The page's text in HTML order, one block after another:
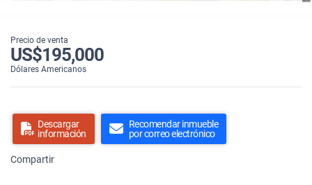
Precio de venta
US$195,000
Dólares Americanos
Descargar
información
Recomendar inmueble
por correo electrónico
Compartir